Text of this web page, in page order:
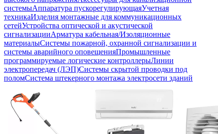
системыАппаратура пускорегулирующаяУчетная
техникаИзделия монтажные для коммуникационных
сетейУстройства оптической и акустической
сигнализацииАрматура кабельная/Изоляционные
материалыСистемы пожарной, охранной сигнализации и
системы аварийного оповещенияПромышленные
программируемые логические контроллерыЛинии
электропередач (ЛЭП)Системы скрытой проводки под
поломСистема штекерного монтажа электросети зданий